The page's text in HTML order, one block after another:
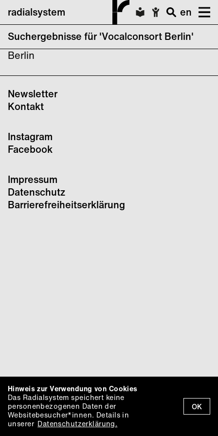
radialsystem
en
Suchergebnisse für 'Vocalconsort Berlin'
keine Suchergebnisse für Vocalconsort
Berlin
Newsletter
Kontakt
Instagram
Facebook
Impressum
Datenschutz
Barrierefreiheitserklärung
OK
Hinweis zur Verwendung von Cookies
Das Radialsystem speichert keine
personenbezogenen Daten der
Websitebesucher*innen. Details in
unserer Datenschutzerklärung.